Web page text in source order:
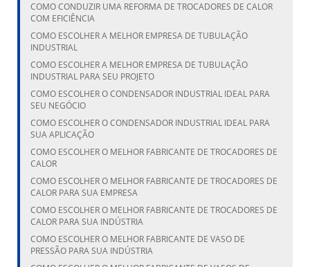
COMO CONDUZIR UMA REFORMA DE TROCADORES DE CALOR
COM EFICIÊNCIA
COMO ESCOLHER A MELHOR EMPRESA DE TUBULAÇÃO
INDUSTRIAL
COMO ESCOLHER A MELHOR EMPRESA DE TUBULAÇÃO
INDUSTRIAL PARA SEU PROJETO
COMO ESCOLHER O CONDENSADOR INDUSTRIAL IDEAL PARA
SEU NEGÓCIO
COMO ESCOLHER O CONDENSADOR INDUSTRIAL IDEAL PARA
SUA APLICAÇÃO
COMO ESCOLHER O MELHOR FABRICANTE DE TROCADORES DE
CALOR
COMO ESCOLHER O MELHOR FABRICANTE DE TROCADORES DE
CALOR PARA SUA EMPRESA
COMO ESCOLHER O MELHOR FABRICANTE DE TROCADORES DE
CALOR PARA SUA INDÚSTRIA
COMO ESCOLHER O MELHOR FABRICANTE DE VASO DE
PRESSÃO PARA SUA INDÚSTRIA